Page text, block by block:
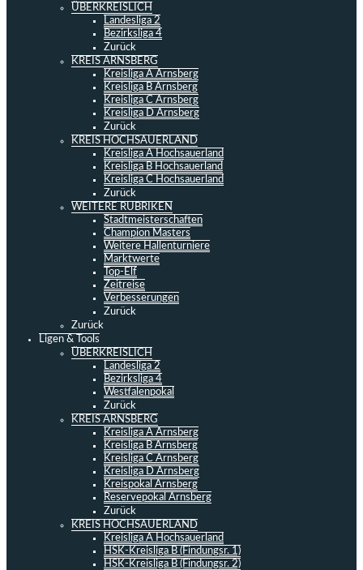
ÜBERKREISLICH
Landesliga 2
Bezirksliga 4
Zurück
KREIS ARNSBERG
Kreisliga A Arnsberg
Kreisliga B Arnsberg
Kreisliga C Arnsberg
Kreisliga D Arnsberg
Zurück
KREIS HOCHSAUERLAND
Kreisliga A Hochsauerland
Kreisliga B Hochsauerland
Kreisliga C Hochsauerland
Zurück
WEITERE RUBRIKEN
Stadtmeisterschaften
Champion Masters
Weitere Hallenturniere
Marktwerte
Top-Elf
Zeitreise
Verbesserungen
Zurück
Zurück
Ligen & Tools
ÜBERKREISLICH
Landesliga 2
Bezirksliga 4
Westfalenpokal
Zurück
KREIS ARNSBERG
Kreisliga A Arnsberg
Kreisliga B Arnsberg
Kreisliga C Arnsberg
Kreisliga D Arnsberg
Kreispokal Arnsberg
Reservepokal Arnsberg
Zurück
KREIS HOCHSAUERLAND
Kreisliga A Hochsauerland
HSK-Kreisliga B (Findungsr. 1)
HSK-Kreisliga B (Findungsr. 2)